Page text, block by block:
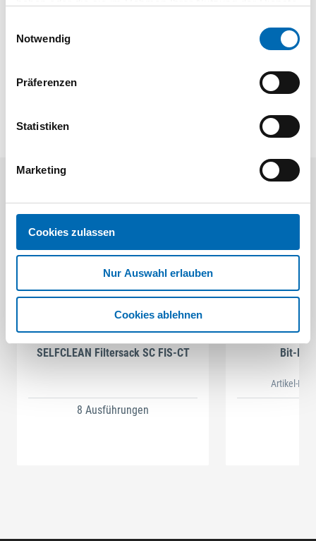
Notwendig
Präferenzen
Statistiken
Marketing
Cookies zulassen
Nur Auswahl erlauben
Cookies ablehnen
bestehend aus Saugschlauch D 27x2,0 m-AS,
kann mit allen Unterflurzugsägen und Tischkreissägen
verwendet werden
Festool
SELFCLEAN Filtersack SC FIS-CT
8 Ausführungen
Bit-
Artikel-Nr.